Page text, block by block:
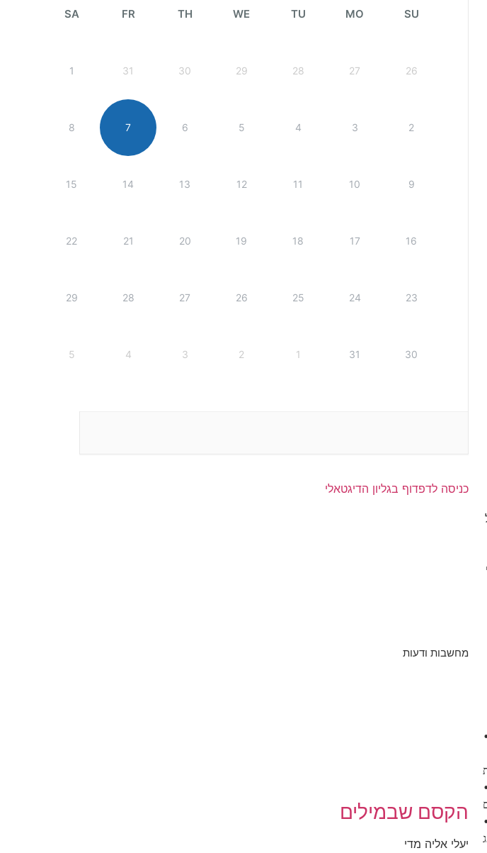
מנת
SU
MO
TU
WE
TH
FR
SA
26
27
28
29
30
31
1
2
3
4
5
6
7
8
9
10
11
12
13
14
15
16
17
18
19
20
21
22
23
24
25
26
27
28
29
30
31
1
2
3
4
5
כניסה לדפדוף בגליון הדיגטאלי
מחשבות ודעות
הקסם שבמילים
יעלי אליה מדי